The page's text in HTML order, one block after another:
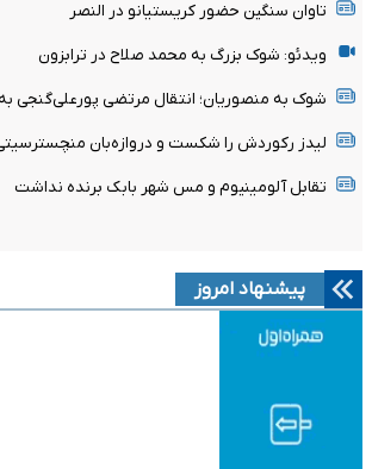
تاوان سنگین حضور کریستیانو در النصر
ویدئو: شوک بزرگ به محمد صلاح در ترابزون
شوک به منصوریان؛ انتقال مرتضی پورعلی‌گنجی
لیدز رکوردش را شکست و دروازه‌بان
تقابل آلومینیوم و مس شهر بابک برنده نداشت
پیشنهاد امروز